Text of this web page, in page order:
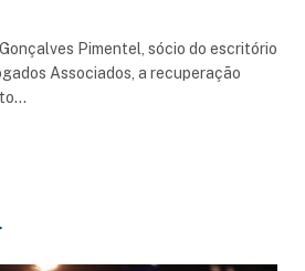
Pimentel, sócio do escritório
Associados, a recuperação